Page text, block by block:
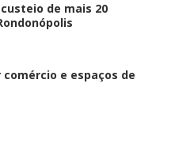
de mais 20
e espaços de